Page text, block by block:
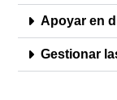
Apoyar en
Gestionar